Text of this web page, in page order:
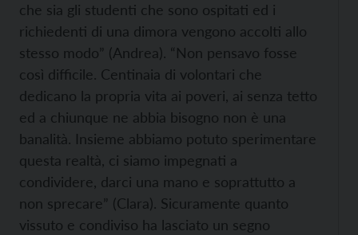
che sia gli studenti che sono ospitati ed i
richiedenti di una dimora vengono accolti allo
stesso modo” (Andrea). “Non pensavo fosse
così difficile. Centinaia di volontari che
dedicano la propria vita ai poveri, ai senza tetto
ed a chiunque ne abbia bisogno non è una
banalità. Insieme abbiamo potuto sperimentare
questa realtà, ci siamo impegnati a
condividere, darci una mano e soprattutto a
non sprecare” (Clara). Sicuramente quanto
vissuto e condiviso ha lasciato un segno